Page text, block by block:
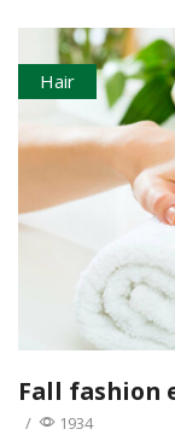
Hair
Fall fashion
/ 1934